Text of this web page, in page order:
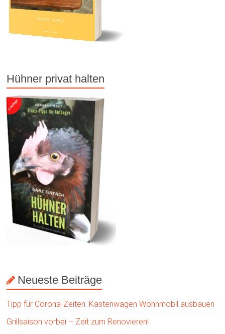
Hühner privat halten
Neueste Beiträge
Tipp für Corona-Zeiten: Kastenwagen Wohnmobil ausbauen
Grillsaison vorbei – Zeit zum Renovieren!